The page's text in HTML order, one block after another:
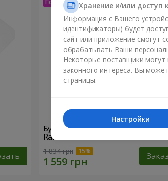
Букет "Прикосновение любви"
Raffaello
1 834 грн
Хранение и/или доступ
Информация с Вашего
идентификаторы) будет
сайт или приложение смогут
обрабатывать Ваши
Некоторые поставщики
законного интереса. Вы
страницы.
Настройки